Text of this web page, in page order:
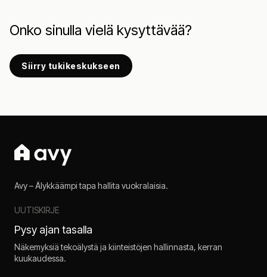
Onko sinulla vielä kysyttävää?
Siirry tukikeskukseen
Avy – Älykkäämpi tapa hallita vuokralaisia.
UUTISKIRJE
Pysy ajan tasalla
Näkemyksiä tekoälystä ja kiinteistöjen hallinnasta, kerran
kuukaudessa.